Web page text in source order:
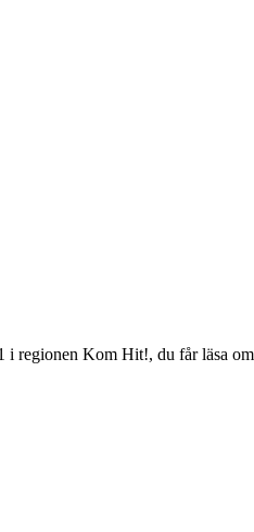
regionen Kom Hit!, du får läsa